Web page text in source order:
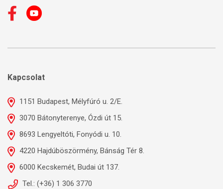
Kapcsolat
1151 Budapest, Mélyfúró u. 2/E.
3070 Bátonyterenye, Ózdi út 15.
8693 Lengyeltóti, Fonyódi u. 10.
4220 Hajdúböszörmény, Bánság Tér 8.
6000 Kecskemét, Budai út 137.
Tel.: (+36) 1 306 3770